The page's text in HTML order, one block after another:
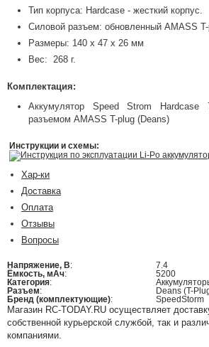
Тип корпуса: Hardcase - жесткий корпус.
Силовой разъем: обновленный AMASS
Размеры: 140 х 47 х 26 мм
Вес: 268 г.
Комплектация:
Аккумулятор Speed Strom
разъемом AMASS T-plug (Deans)
Инструкции и схемы:
Инструкция по эксплуатации Li-Po
Хар-ки
Доставка
Оплата
Отзывы
Вопросы
Напряжение, В:
7.4
Ёмкость, мАч:
5200
Категория:
Разъем:
Deans (T-
Бренд (комплектующие): SpeedStorm
Магазин RC-TODAY.RU осуществляет
собственной курьерской службой, так и
компаниями.